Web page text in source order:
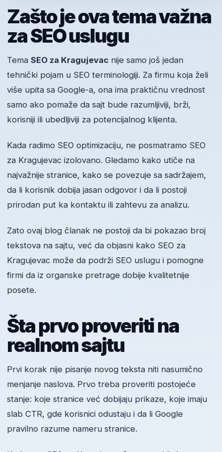
Zašto je ova tema važna
za SEO uslugu
Tema SEO za Kragujevac nije samo još jedan
tehnički pojam u SEO terminologiji. Za firmu koja želi
više upita sa Google-a, ona ima praktičnu vrednost
samo ako pomaže da sajt bude razumljiviji, brži,
korisniji ili ubedljiviji za potencijalnog klijenta.
Kada radimo SEO optimizaciju, ne posmatramo SEO
za Kragujevac izolovano. Gledamo kako utiče na
najvažnije stranice, kako se povezuje sa sadržajem,
da li korisnik dobija jasan odgovor i da li postoji
prirodan put ka kontaktu ili zahtevu za analizu.
Zato ovaj blog članak ne postoji da bi pokazao broj
tekstova na sajtu, već da objasni kako SEO za
Kragujevac može da podrži SEO uslugu i pomogne
firmi da iz organske pretrage dobije kvalitetnije
posete.
Šta prvo proveriti na
realnom sajtu
Prvi korak nije pisanje novog teksta niti nasumično
menjanje naslova. Prvo treba proveriti postojeće
stanje: koje stranice već dobijaju prikaze, koje imaju
slab CTR, gde korisnici odustaju i da li Google
pravilno razume nameru stranice.